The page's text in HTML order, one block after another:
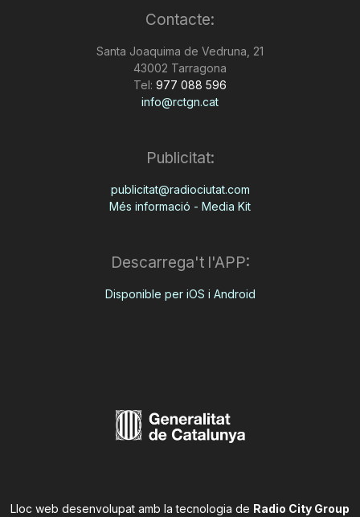
Contacte:
Santa Joaquima de Vedruna, 21
43002 Tarragona
Tel: 977 088 596
info@rctgn.cat
Publicitat:
publicitat@radiociutat.com
Més informació - Media Kit
Descarrega't l'APP:
Disponible per iOS i Android
Lloc web desenvolupat amb la tecnologia de Radio City Group